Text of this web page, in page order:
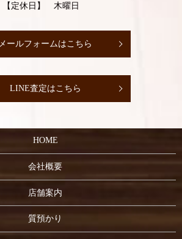
【定休日】 木曜日
メールフォームはこちら
LINE査定はこちら
HOME
会社概要
店舗案内
質預かり